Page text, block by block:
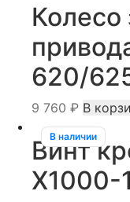
Колесо
620/
9 760 ₽ В
В наличии
Винт
Х1000-